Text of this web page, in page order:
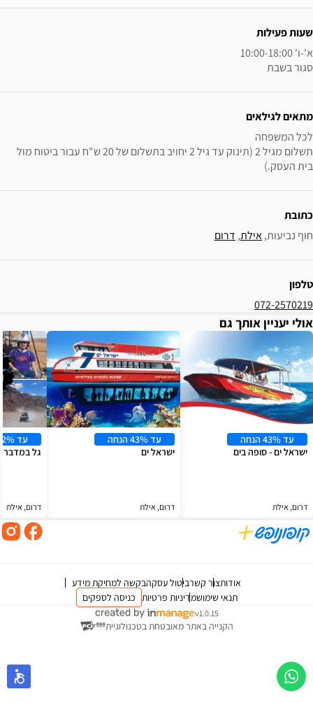
שעות פעילות
סגור בשבת
מתאים לגילאים
בית העסק.)
כתובת
חוף נביעות, אילת, דרום
טלפון
072-2570219
אולי יעניין אותך גם
עד 43% הנחה
ישראל ים - סופה בים
דרום, אילת
עד 43% הנחה
ישראל ים
דרום, אילת
עד 22% הנחה
גל במדבר
דרום, אילת
אודותצור קשרביטול עסקהבקשה למחיקת מידע
תנאי שימושמדיניות פרטיות כניסה לספקים
v1.0.15
הקנייה באתר מאובטחת בטכנולוגיית